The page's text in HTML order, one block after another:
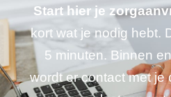
Start hier je
kort wat je nodig hebt.
5 minuten. Binnen
wordt er contact met je